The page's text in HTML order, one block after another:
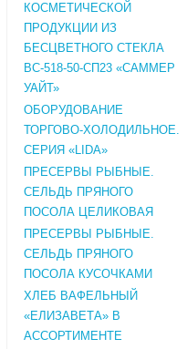
КОСМЕТИЧЕСКОЙ
ПРОДУКЦИИ ИЗ
БЕСЦВЕТНОГО СТЕКЛА
ВС-518-50-СП23 «САММЕР
УАЙТ»
ОБОРУДОВАНИЕ
ТОРГОВО-ХОЛОДИЛЬНОЕ.
СЕРИЯ «LIDA»
ПРЕСЕРВЫ РЫБНЫЕ.
СЕЛЬДЬ ПРЯНОГО
ПОСОЛА ЦЕЛИКОВАЯ
ПРЕСЕРВЫ РЫБНЫЕ.
СЕЛЬДЬ ПРЯНОГО
ПОСОЛА КУСОЧКАМИ
ХЛЕБ ВАФЕЛЬНЫЙ
«ЕЛИЗАВЕТА» В
АССОРТИМЕНТЕ